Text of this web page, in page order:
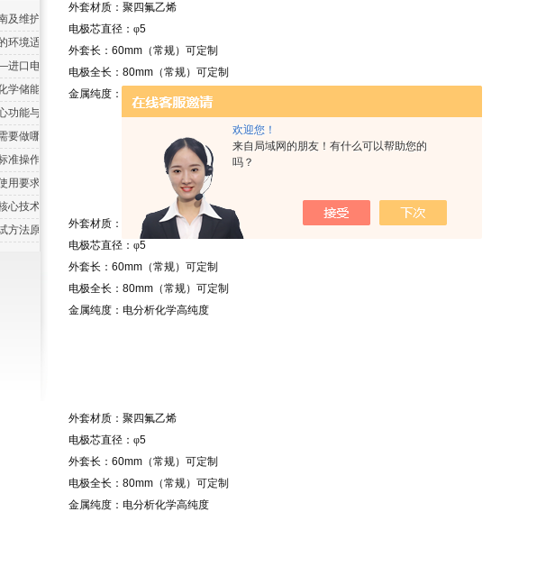
欢迎您！
来自局域网的朋友！有什么可以帮助您的
吗？
及维护要点
环境适配设计
口电化学工作站核心功能全景解析
学储能与催化领域的关键价值
功能与操作避坑
要做哪些清洁工作
准操作步骤
用要求与运维管理规范
心技术特点与场景适配优势
方法原理简述
外套材质：聚四氟乙烯
电极芯直径： φ5
外套长： 60mm （常规）可定制
电极全长： 80mm （常规）可定制
金属纯度：电分析化学高纯度
外套材质：聚四氟乙烯
电极芯直径： φ5
外套长： 60mm （常规）可定制
电极全长： 80mm （常规）可定制
金属纯度：电分析化学高纯度
外套材质：聚四氟乙烯
电极芯直径： φ5
外套长： 60mm （常规）可定制
电极全长： 80mm （常规）可定制
金属纯度：电分析化学高纯度